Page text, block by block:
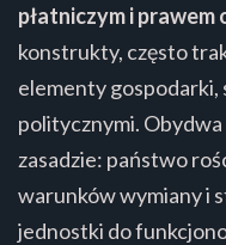
płatniczym i
konstrukty, często
elementy gospodarki,
politycznymi. Obydwa
zasadzie: państwo
warunków wymiany i
jednostki do